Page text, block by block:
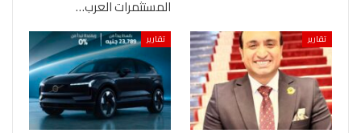
المستثمرات العرب…
تقارير تقارير